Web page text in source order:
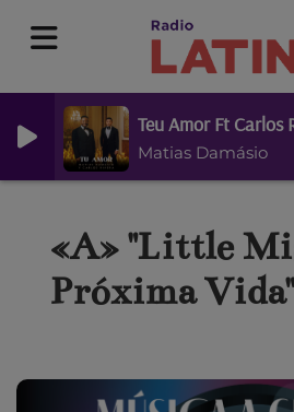
Teu Amor Ft Carlos
Matias Damásio
«A» "Little
Próxima Vida"